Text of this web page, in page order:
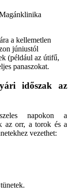
a kellemetlen
júniustól
(például az útifű,
panaszokat.
időszak az
napokon a
az orr, a torok és a
vezethet: